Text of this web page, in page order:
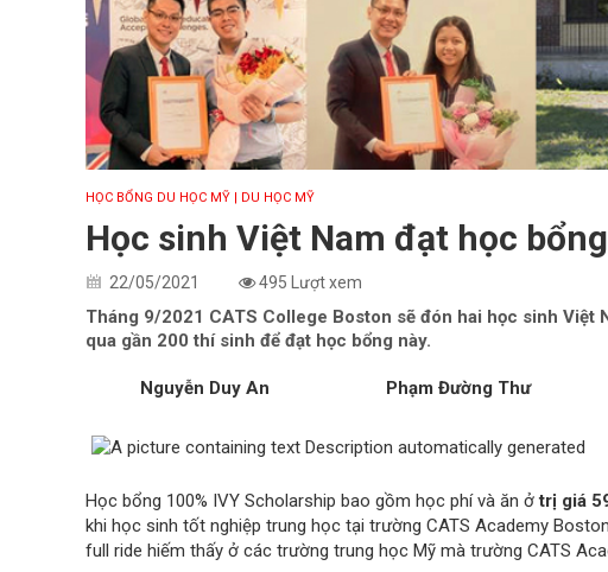
HỌC BỔNG DU HỌC MỸ | DU HỌC MỸ
Học sinh Việt Nam đạt học
22/05/2021 495 Lượt xem
Tháng 9/2021 CATS College Boston sẽ đón hai học sinh Việt
qua gần 200 thí sinh để đạt học bổng này.
Nguyễn Duy An Phạm Đường Thư
Học bổng 100% IVY Scholarship bao gồm học phí và ăn ởtrị giá
khi học sinh tốt nghiệp trung học tại trường CATS Academy
full ride hiếm thấy ở các trường trung học Mỹ mà trường CATS